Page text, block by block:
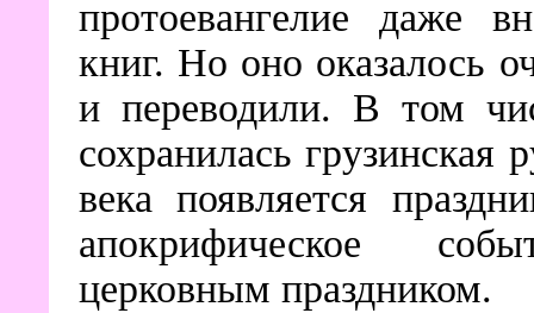
протоевангелие даже
книг. Но оно оказалось
и переводили. В том
сохранилась
века появляется
апокрифическое
церковным праздником.